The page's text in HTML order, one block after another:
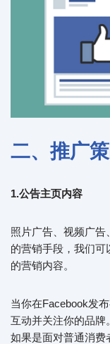
二、推广
1.公告主页内容
照片广告、视频广
的营销手段，我们
的营销内容。
当你在Facebook发
互动并关注你的品牌
如果是面对普通消费